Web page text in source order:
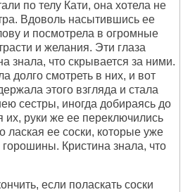
по телу Кати, она хотела не
Вдоволь насытившись ее
и посмотрела в огромные
и желания. Эти глаза
знала, что скрывается за ними.
долго смотреть в них, и вот
этого взгляда и стала
сестры, иногда добираясь до
их, руки же ее переключились
лаская ее соски, которые уже
Кристина знала, что
если поласкать соски